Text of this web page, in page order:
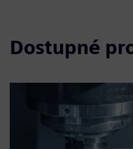
Dostupné